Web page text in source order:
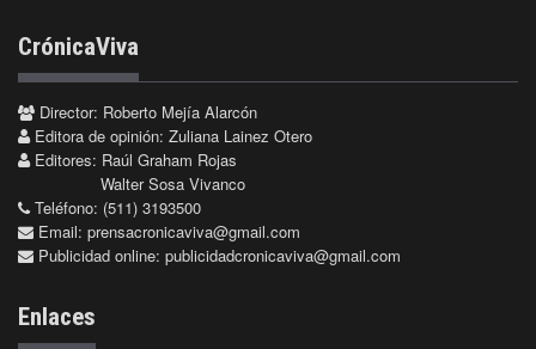
CrónicaViva
Director: Roberto Mejía Alarcón
Editora de opinión: Zuliana Lainez Otero
Editores: Raúl Graham Rojas
Walter Sosa Vivanco
Teléfono: (511) 3193500
Email: prensacronicaviva@gmail.com
Publicidad online: publicidadcronicaviva@gmail.com
Enlaces